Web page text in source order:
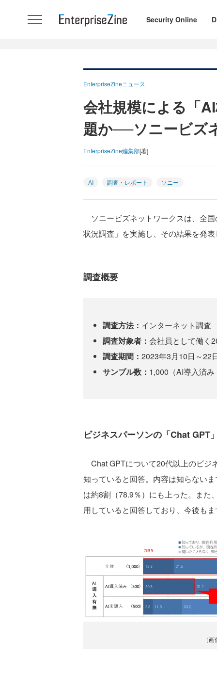
Security Online
EnterpriseZineニュース
会社規模による「
題か──ソニービズ
EnterpriseZine編集部[著]
AI 調査・レポート ソニー
ソニービズネットワークスは、全
状況調査」を実施し、その結果を発
調査概要
調査方法： インターネット調査
調査対象者： 会社員として働く
調査期間： 2023年3月10日～22
サンプル数： 1,000（AI導入済
ビジネスパーソンの「Chat GPT
Chat GPTについて20代以上のビジ
知っていると回答。内容は知らない
は約8割（78.9％）にも上った。また
用していると回答しており、今後も
［